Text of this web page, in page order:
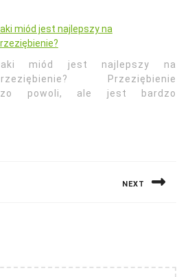
miód jest najlepszy na
miód jest najlepszy na
Przeziębienie
powoli, ale jest bardzo
NEXT